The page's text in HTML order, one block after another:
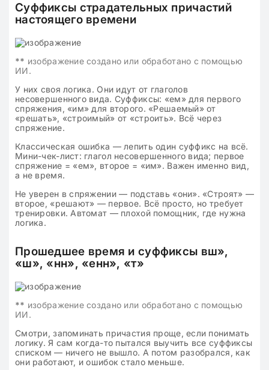
Суффиксы страдательных причастий
настоящего времени
** изображение создано или обработано с помощью
ИИ.
У них своя логика. Они идут от глаголов
несовершенного вида. Суффиксы: «ем» для первого
спряжения, «им» для второго. «Решаемый» от
«решать», «строимый» от «строить». Всё через
спряжение.
Классическая ошибка — лепить один суффикс на всё.
Мини-чек-лист: глагол несовершенного вида; первое
спряжение = «ем», второе = «им». Важен именно вид,
а не время.
Не уверен в спряжении — подставь «они». «Строят» —
второе, «решают» — первое. Всё просто, но требует
тренировки. Автомат — плохой помощник, где нужна
логика.
Прошедшее время и суффиксы вш»,
«ш», «нн», «енн», «т»
** изображение создано или обработано с помощью
ИИ.
Смотри, запоминать причастия проще, если понимать
логику. Я сам когда-то пытался выучить все суффиксы
списком — ничего не вышло. А потом разобрался, как
они работают, и ошибок стало меньше.